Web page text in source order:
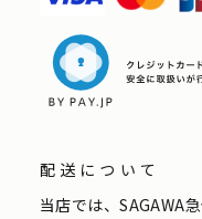
配送について
当店では、SAGAWA